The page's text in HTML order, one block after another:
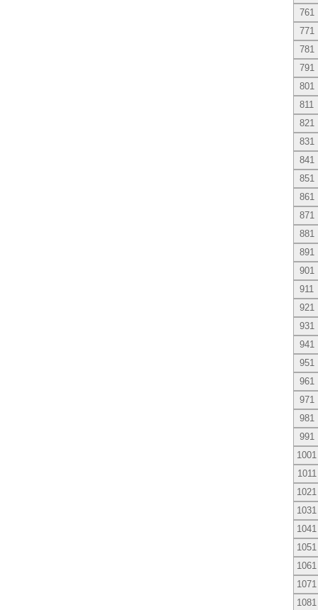
761
771
781
791
801
811
821
831
841
851
861
871
881
891
901
911
921
931
941
951
961
971
981
991
1001
1011
1021
1031
1041
1051
1061
1071
1081